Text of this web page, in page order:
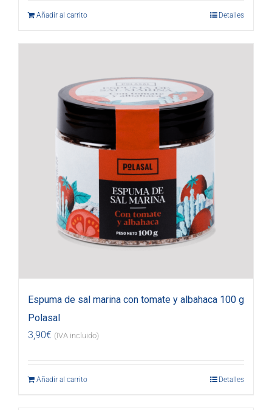
Añadir al carrito Detalles
Espuma de sal marina con tomate y albahaca 100 g
Polasal
3,90€ (IVA incluido)
Añadir al carrito Detalles